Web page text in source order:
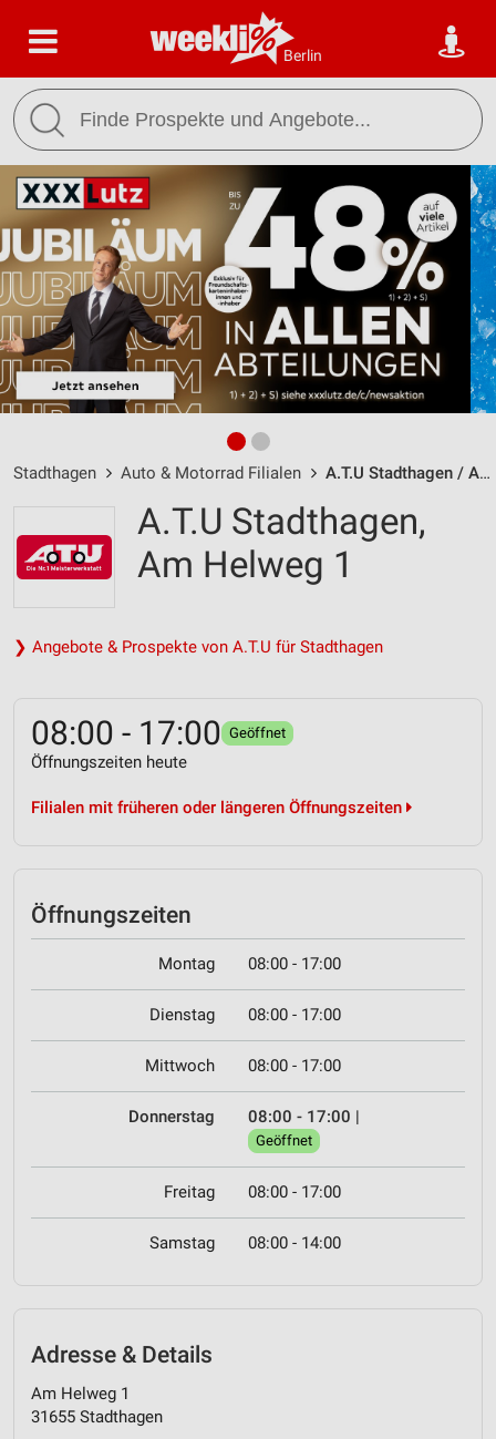
Berlin
Stadthagen Auto & Motorrad Filialen A.T.U Stadthagen / Am Helweg 1 - Öffnungszeiten & Adresse
A.T.U Stadthagen,
Am Helweg 1
❯ Angebote & Prospekte von A.T.U für Stadthagen
08:00 - 17:00 Geöffnet
Öffnungszeiten heute
Filialen mit früheren oder längeren Öffnungszeiten
Öffnungszeiten
Montag 08:00 - 17:00
Dienstag 08:00 - 17:00
Mittwoch 08:00 - 17:00
Donnerstag 08:00 - 17:00 |
Geöffnet
Freitag 08:00 - 17:00
Samstag 08:00 - 14:00
Adresse & Details
Am Helweg 1
31655 Stadthagen